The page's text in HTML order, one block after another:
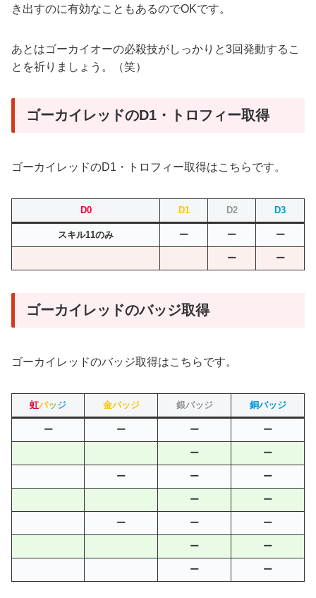
き出すのに有効なこともあるのでOKです。
あとはゴーカイオーの必殺技がしっかりと3回発動するこ
とを祈りましょう。（笑）
ゴーカイレッドのD1・トロフィー取得
ゴーカイレッドのD1・トロフィー取得はこちらです。
D0 D1 D2 D3
スキル11のみ ー ー ー
ー ー
ゴーカイレッドのバッジ取得
ゴーカイレッドのバッジ取得はこちらです。
虹バッ ジ 金バッジ 銀バッジ 銅バッジ
ー ー ー ー
ー ー
ー ー ー
ー ー
ー ー ー
ー ー
ー ー